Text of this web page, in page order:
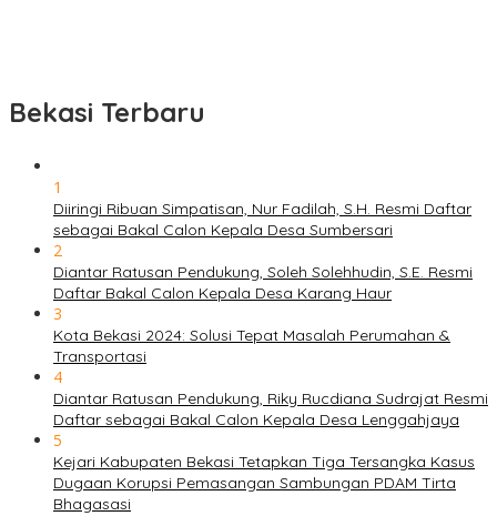
Bekasi Terbaru
1
Diiringi Ribuan Simpatisan, Nur Fadilah, S.H. Resmi Daftar
sebagai Bakal Calon Kepala Desa Sumbersari
2
Diantar Ratusan Pendukung, Soleh Solehhudin, S.E. Resmi
Daftar Bakal Calon Kepala Desa Karang Haur
3
Kota Bekasi 2024: Solusi Tepat Masalah Perumahan &
Transportasi
4
Diantar Ratusan Pendukung, Riky Rucdiana Sudrajat Resmi
Daftar sebagai Bakal Calon Kepala Desa Lenggahjaya
5
Kejari Kabupaten Bekasi Tetapkan Tiga Tersangka Kasus
Dugaan Korupsi Pemasangan Sambungan PDAM Tirta
Bhagasasi